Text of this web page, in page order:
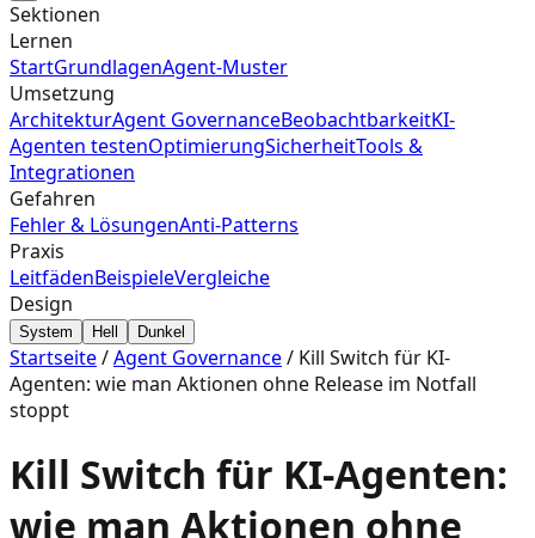
Sektionen
Lernen
StartGrundlagenAgent‑Muster
Umsetzung
ArchitekturAgent GovernanceBeobachtbarkeitKI-
Agenten testenOptimierungSicherheitTools &
Integrationen
Gefahren
Fehler & LösungenAnti-Patterns
Praxis
LeitfädenBeispieleVergleiche
Design
System Hell Dunkel
Startseite/Agent Governance/ Kill Switch für KI-
Agenten: wie man Aktionen ohne Release im Notfall
stoppt
Kill Switch für KI-Agenten:
wie man Aktionen ohne